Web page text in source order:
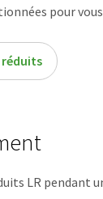
pour
réduits
LR pendant